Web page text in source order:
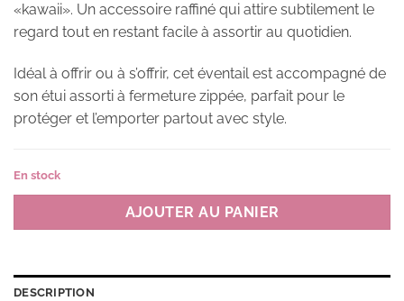
«kawaii». Un accessoire raffiné qui attire subtilement le
regard tout en restant facile à assortir au quotidien.
Idéal à offrir ou à s’offrir, cet éventail est accompagné de
son étui assorti à fermeture zippée, parfait pour le
protéger et l’emporter partout avec style.
En stock
AJOUTER AU PANIER
DESCRIPTION